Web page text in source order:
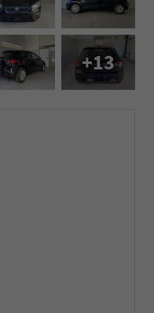
+13